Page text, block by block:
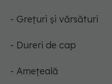
- Grețuri și vărsături
- Dureri de cap
- Amețeală